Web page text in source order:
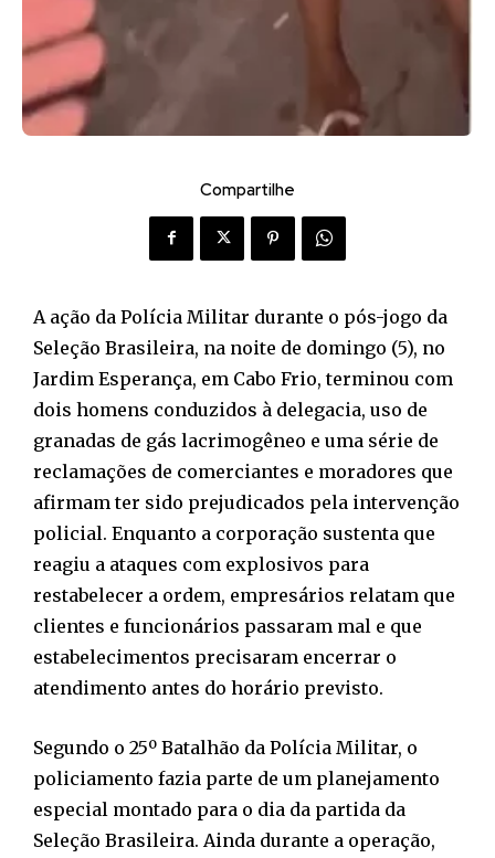
Compartilhe
A ação da Polícia Militar durante o pós-jogo da
Seleção Brasileira, na noite de domingo (5), no
Jardim Esperança, em Cabo Frio, terminou com
dois homens conduzidos à delegacia, uso de
granadas de gás lacrimogêneo e uma série de
reclamações de comerciantes e moradores que
afirmam ter sido prejudicados pela intervenção
policial. Enquanto a corporação sustenta que
reagiu a ataques com explosivos para
restabelecer a ordem, empresários relatam que
clientes e funcionários passaram mal e que
estabelecimentos precisaram encerrar o
atendimento antes do horário previsto.
Segundo o 25º Batalhão da Polícia Militar, o
policiamento fazia parte de um planejamento
especial montado para o dia da partida da
Seleção Brasileira. Ainda durante a operação,